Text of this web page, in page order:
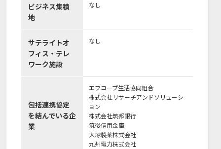
ビジネス集積
地
なし
サテライトオ
フィス・テレ
ワーク施設
なし
包括連携協定
を結んでいる企
業
エフコープ生活協同組合
株式会社リサーチアンドソリューシ
ョン
株式会社筑邦銀行
筑後信用金庫
大塚製薬株式会社
九州電力株式会社